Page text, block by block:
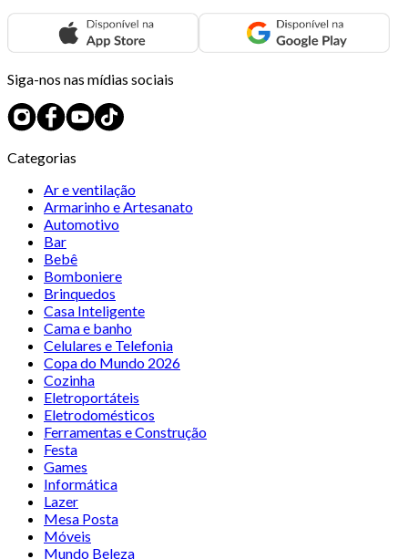
Siga-nos nas mídias sociais
Categorias
Ar e ventilação
Armarinho e Artesanato
Automotivo
Bar
Bebê
Bomboniere
Brinquedos
Casa Inteligente
Cama e banho
Celulares e Telefonia
Copa do Mundo 2026
Cozinha
Eletroportáteis
Eletrodomésticos
Ferramentas e Construção
Festa
Games
Informática
Lazer
Mesa Posta
Móveis
Mundo Beleza